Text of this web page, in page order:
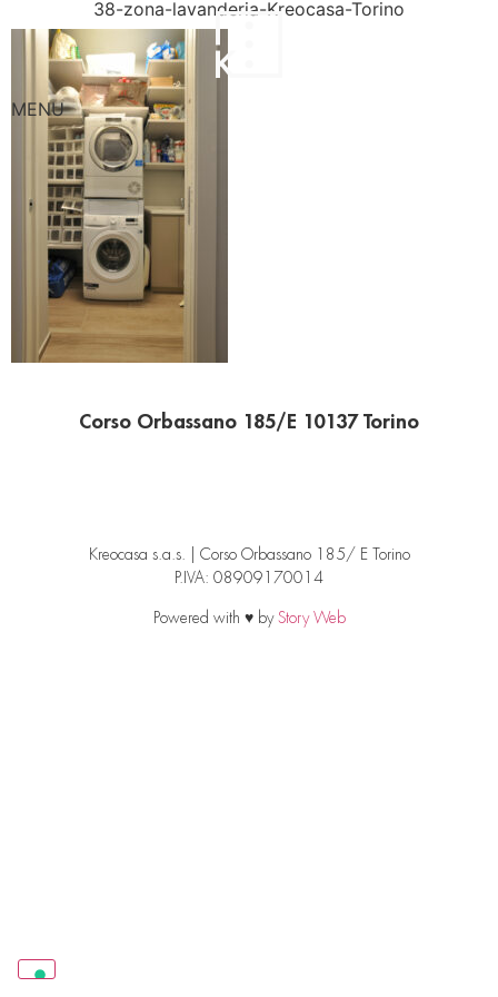
MENU
38-zona-lavanderia-Kreocasa-Torino
Corso Orbassano 185/E 10137 Torino
Kreocasa s.a.s. | Corso Orbassano 185/ E Torino
P.IVA: 08909170014
Powered with ♥ by Story Web